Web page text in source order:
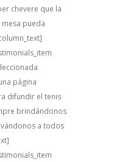
chevere que la
pueda
página
difundir el tenis
brindándonos
a todos